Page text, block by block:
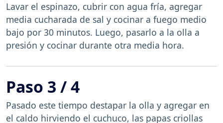
Lavar el espinazo, cubrir con agua fría, agregar
media cucharada de sal y cocinar a fuego medio
bajo por 30 minutos. Luego, pasarlo a la olla a
presión y cocinar durante otra media hora.
Paso 3 / 4
Pasado este tiempo destapar la olla y agregar en
el caldo hirviendo el cuchuco, las papas criollas